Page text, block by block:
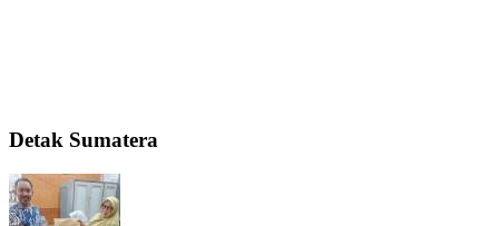
Detak Sumatera